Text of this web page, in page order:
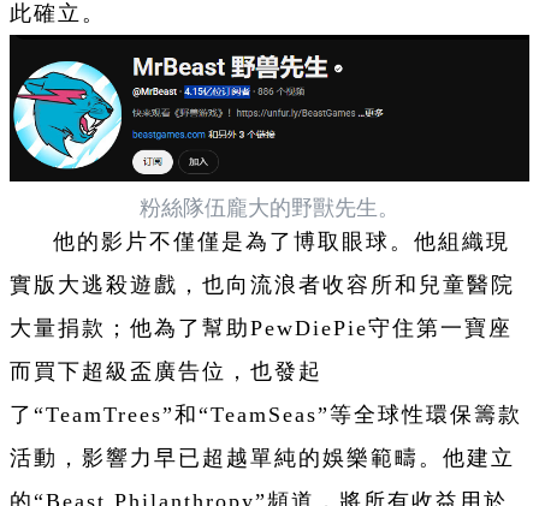
此確立。
粉絲隊伍龐大的野獸先生。
他的影片不僅僅是為了博取眼球。他組織現
實版大逃殺遊戲，也向流浪者收容所和兒童醫院
大量捐款；他為了幫助PewDiePie守住第一寶座
而買下超級盃廣告位，也發起
了“TeamTrees”和“TeamSeas”等全球性環保籌款
活動，影響力早已超越單純的娛樂範疇。他建立